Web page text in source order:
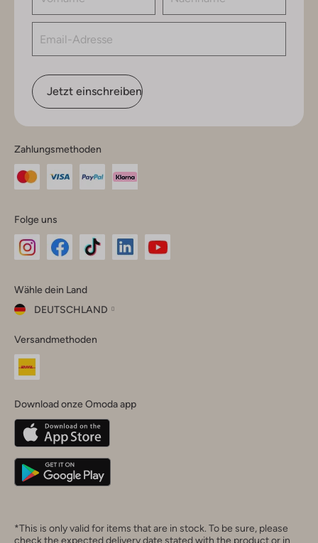
Jetzt einschreiben
Zahlungsmethoden
Folge uns
Instagram
Facebook
TikTok
Wähle dein Land
DEUTSCHLAND
dein
Land
Belgique(Français)
Deutschland
Versandmethoden
Download onze Omoda app
*This is only valid for items that are in stock. To be sure, please
check the expected delivery date stated with the product or in